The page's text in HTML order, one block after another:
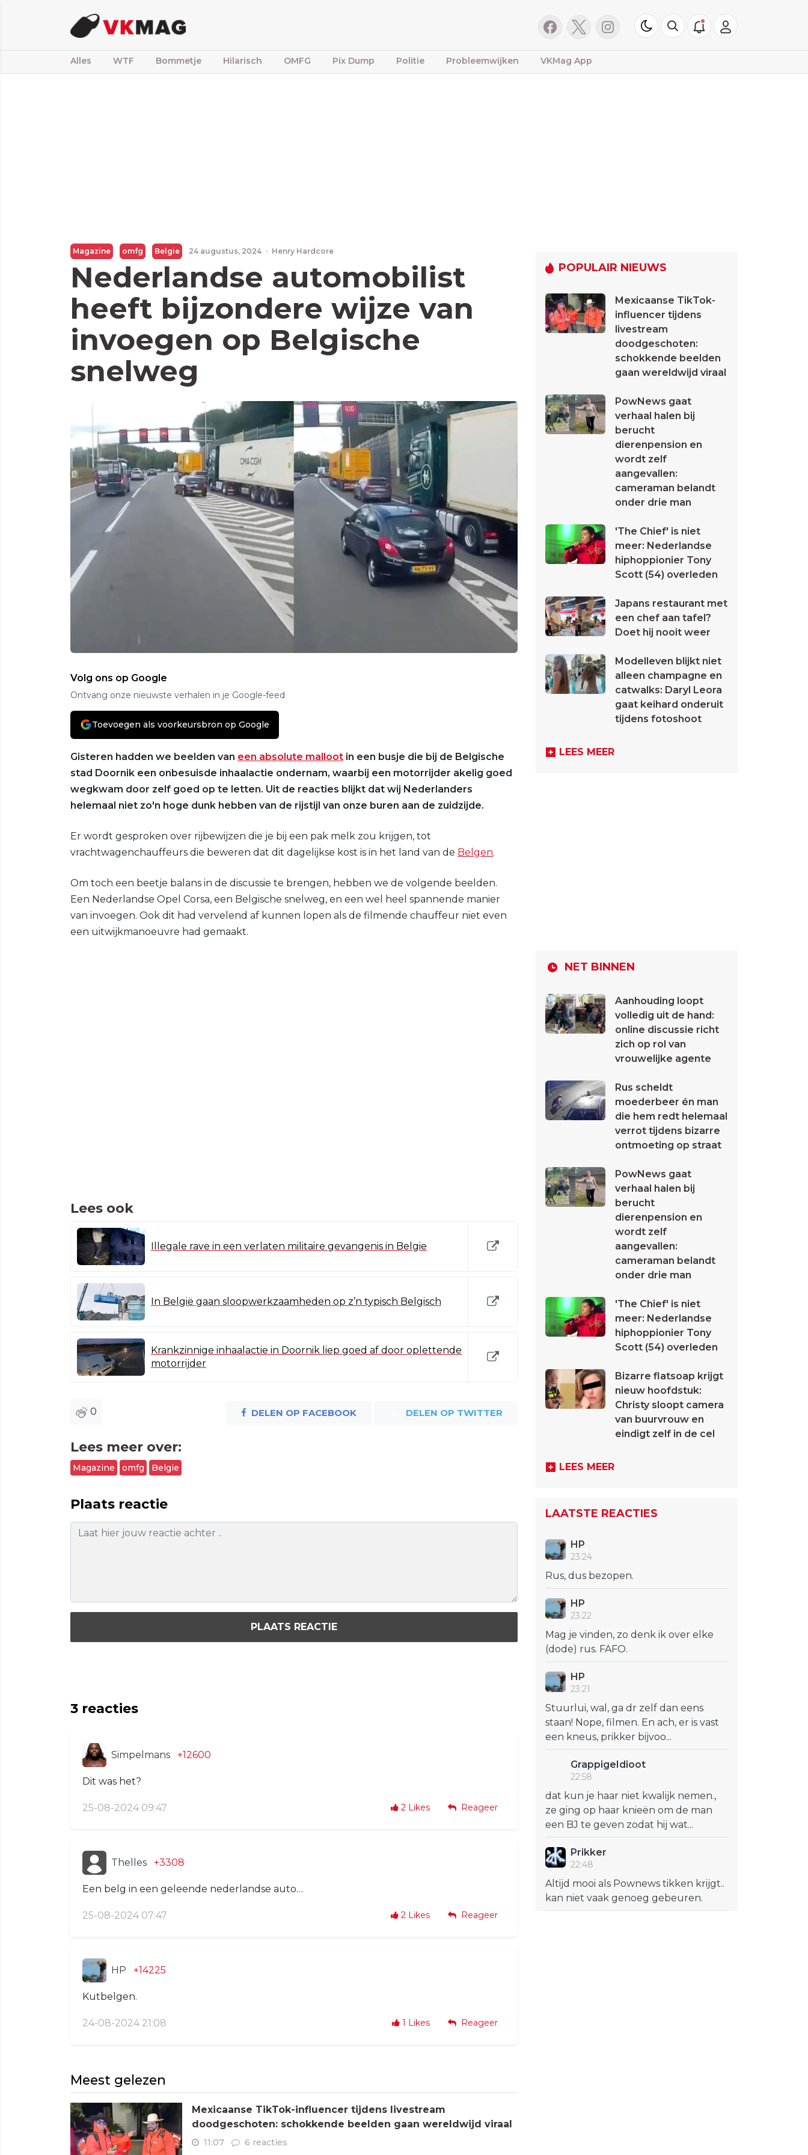
Alles WTF Bommetje Hilarisch OMFG Pix Dump Politie Probleemwijken VKMag App
Magazine omfg Belgie 24 augustus, 2024 · Henry Hardcore
Nederlandse automobilist
heeft bijzondere wijze van
invoegen op Belgische
snelweg
Volg ons op Google
Ontvang onze nieuwste verhalen in je Google-feed
Toevoegen als voorkeursbron op Google
Gisteren hadden we beelden van een absolute malloot in een busje die bij de Belgische
stad Doornik een onbesuisde inhaalactie ondernam, waarbij een motorrijder akelig goed
wegkwam door zelf goed op te letten. Uit de reacties blijkt dat wij Nederlanders
helemaal niet zo'n hoge dunk hebben van de rijstijl van onze buren aan de zuidzijde.
Er wordt gesproken over rijbewijzen die je bij een pak melk zou krijgen, tot
vrachtwagenchauffeurs die beweren dat dit dagelijkse kost is in het land van de Belgen.
Om toch een beetje balans in de discussie te brengen, hebben we de volgende beelden.
Een Nederlandse Opel Corsa, een Belgische snelweg, en een wel heel spannende manier
van invoegen. Ook dit had vervelend af kunnen lopen als de filmende chauffeur niet even
een uitwijkmanoeuvre had gemaakt.
Lees ook
Illegale rave in een verlaten militaire gevangenis in Belgie
In België gaan sloopwerkzaamheden op z’n typisch Belgisch
Krankzinnige inhaalactie in Doornik liep goed af door oplettende
motorrijder
0 DELEN OP FACEBOOK DELEN OP TWITTER
Lees meer over:
Magazine omfg Belgie
Plaats reactie
PLAATS REACTIE
3 reacties
Simpelmans +12600
Dit was het?
25-08-2024 09:47 2 Likes Reageer
Thelles +3308
Een belg in een geleende nederlandse auto…
25-08-2024 07:47 2 Likes Reageer
HP +14225
Kutbelgen.
24-08-2024 21:08 1 Likes Reageer
Meest gelezen
Mexicaanse TikTok-influencer tijdens livestream
doodgeschoten: schokkende beelden gaan wereldwijd viraal
11:07 6 reacties
POPULAIR NIEUWS
Mexicaanse TikTok-
influencer tijdens
livestream
doodgeschoten:
schokkende beelden
gaan wereldwijd viraal
PowNews gaat
verhaal halen bij
berucht
dierenpension en
wordt zelf
aangevallen:
cameraman belandt
onder drie man
'The Chief' is niet
meer: Nederlandse
hiphoppionier Tony
Scott (54) overleden
Japans restaurant met
een chef aan tafel?
Doet hij nooit weer
Modelleven blijkt niet
alleen champagne en
catwalks: Daryl Leora
gaat keihard onderuit
tijdens fotoshoot
LEES MEER
NET BINNEN
Aanhouding loopt
volledig uit de hand:
online discussie richt
zich op rol van
vrouwelijke agente
Rus scheldt
moederbeer én man
die hem redt helemaal
verrot tijdens bizarre
ontmoeting op straat
PowNews gaat
verhaal halen bij
berucht
dierenpension en
wordt zelf
aangevallen:
cameraman belandt
onder drie man
'The Chief' is niet
meer: Nederlandse
hiphoppionier Tony
Scott (54) overleden
Bizarre flatsoap krijgt
nieuw hoofdstuk:
Christy sloopt camera
van buurvrouw en
eindigt zelf in de cel
LEES MEER
LAATSTE REACTIES
HP
23:24
Rus, dus bezopen.
HP
23:22
Mag je vinden, zo denk ik over elke
(dode) rus. FAFO.
HP
23:21
Stuurlui, wal, ga dr zelf dan eens
staan! Nope, filmen. En ach, er is vast
een kneus, prikker bijvoo...
GrappigeIdioot
22:58
dat kun je haar niet kwalijk nemen.,
ze ging op haar knieën om de man
een BJ te geven zodat hij wat...
Prikker
22:48
Altijd mooi als Pownews tikken krijgt..
kan niet vaak genoeg gebeuren.